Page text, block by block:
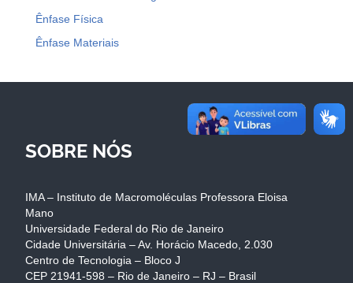
Ênfase Física
Ênfase Materiais
SOBRE NÓS
IMA – Instituto de Macromoléculas Professora Eloisa
Mano
Universidade Federal do Rio de Janeiro
Cidade Universitária – Av. Horácio Macedo, 2.030
Centro de Tecnologia – Bloco J
CEP 21941-598 – Rio de Janeiro – RJ – Brasil